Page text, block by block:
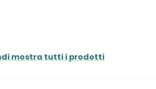
mostra tutti i prodotti